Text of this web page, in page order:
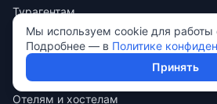
Турагентам
Турфирмам
Туроператорам
Блогерам
Отелям и хостелам
Мы используем cookie для работы
Подробнее — в Политике
Принять